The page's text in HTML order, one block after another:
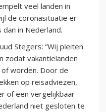
veel landen in
de coronasituatie er
in Nederland.
Stegers: “Wij pleiten
zodat vakantielanden
worden. Door de
op reisadviezen,
of een vergelijkbaar
niet gesloten te